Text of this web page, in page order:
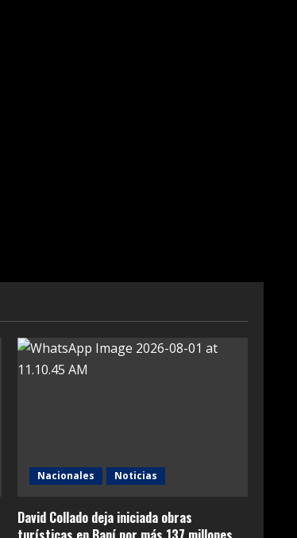
Nacionales Noticias
David Collado deja iniciada obras